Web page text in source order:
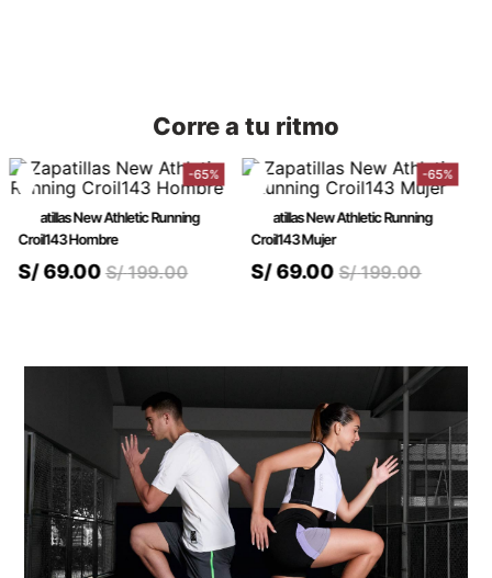
Corre a tu ritmo
-65%
Zapatillas New Athletic Running
Croil143 Hombre
S/ 199.00
S/69.00
-65%
Zapatillas New Athletic Running
Croil143 Mujer
S/ 199.00
S/69.00